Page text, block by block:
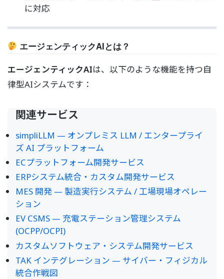
に対応
エージェンティックAIとは？
エージェンティックAIは、以下のような機能を持つ自
律型AIシステムです：
関連サービス
simpliLLM — オンプレミス LLM / エンタープライ
ズ AI プラットフォーム
ECプラットフォーム開発サービス
ERPシステム統合・カスタム開発サービス
MES 開発 — 製造実行システム / 工場現場オペレー
ション
EV CSMS — 充電ステーション管理システム
(OCPP/OCPI)
カスタムソフトウェア・システム開発サービス
TAK インテグレーション — サイバー・フィジカル
統合作戦図